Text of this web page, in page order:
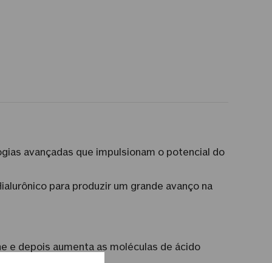
avançadas que impulsionam o potencial do
para produzir um grande avanço na
e depois aumenta as moléculas de ácido